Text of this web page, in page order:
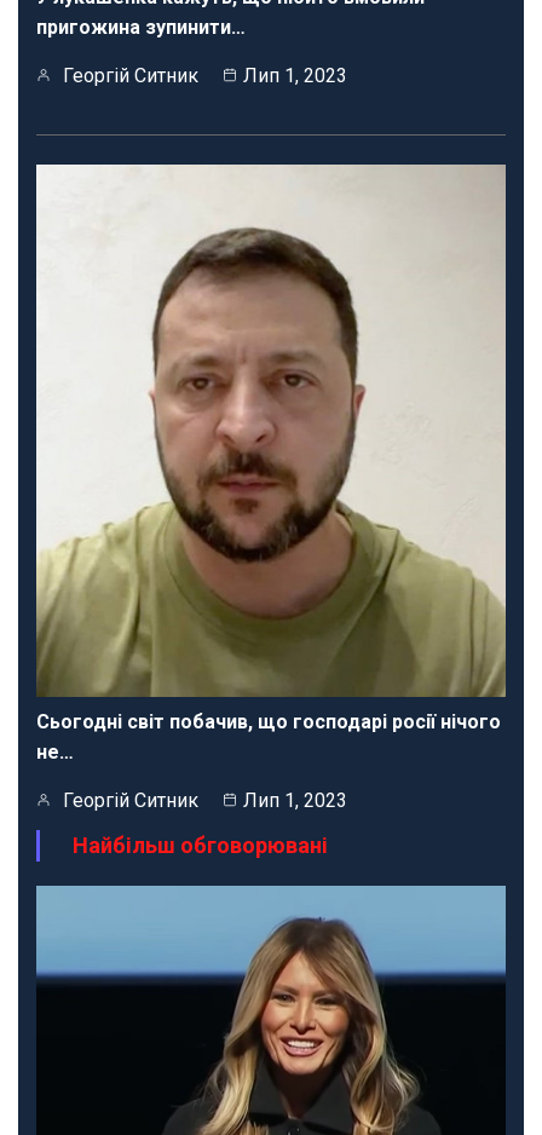
пригожина зупинити…
Георгій Ситник Лип 1, 2023
Сьогодні світ побачив, що господарі росії нічого
не…
Георгій Ситник Лип 1, 2023
Найбільш обговорювані